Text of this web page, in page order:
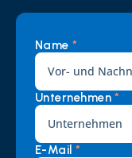
Name *
Unternehmen *
E-Mail *